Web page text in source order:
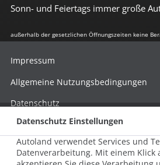
Sonn- und Feiertags immer große
außerhalb der gesetzlichen Öffnungszeiten keine
Impressum
Allgemeine Nutzungsbedingungen
Datenschutz
Hinweisgebersystem nach HinSchG
Beschwerde nach LkSG
Datenschutz Einstellungen
Autoland verwendet Services und
Datenverarbeitung. Mit einem Klick